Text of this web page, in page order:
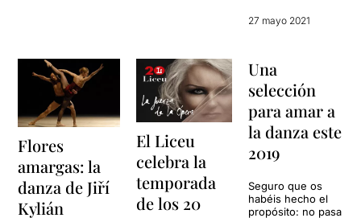
27 mayo 2021
Flores
amargas: la
danza de Jiří
Kylián
El Liceu
celebra la
temporada
de los 20
Una
selección
para amar a
la danza este
2019
Seguro que os
habéis hecho el
propósito: no pasa